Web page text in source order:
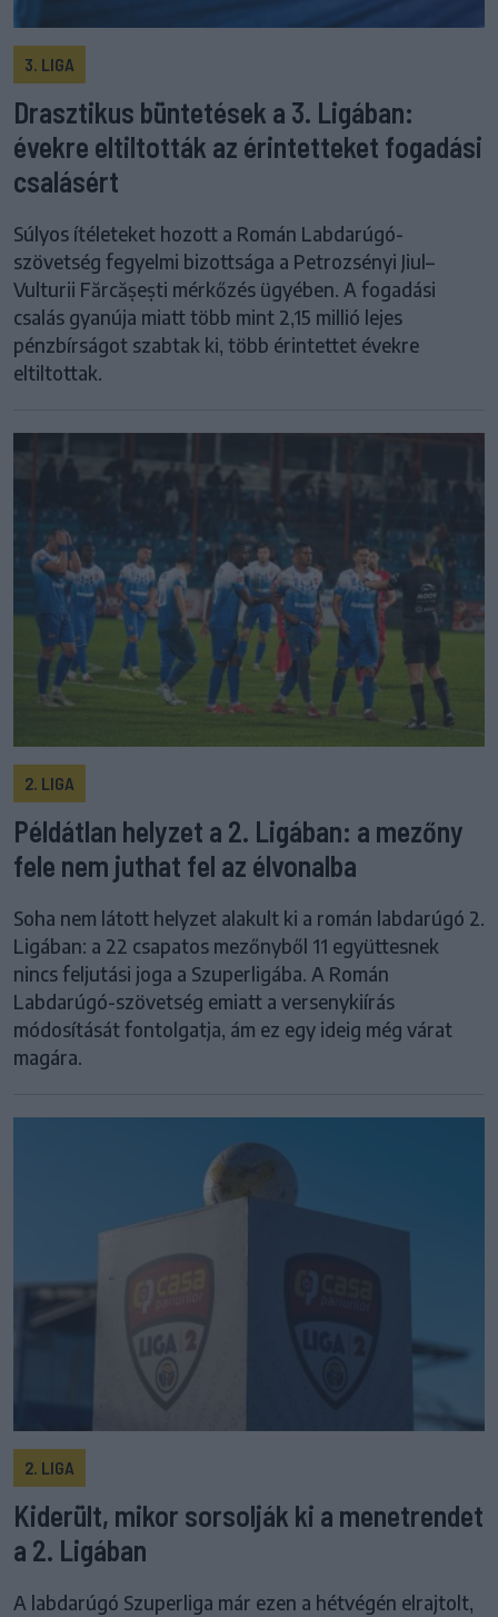
3. LIGA
Drasztikus büntetések a 3. Ligában:
évekre eltiltották az érintetteket fogadási
csalásért
Súlyos ítéleteket hozott a Román Labdarúgó-
szövetség fegyelmi bizottsága a Petrozsényi Jiul–
Vulturii Fărcășești mérkőzés ügyében. A fogadási
csalás gyanúja miatt több mint 2,15 millió lejes
pénzbírságot szabtak ki, több érintettet évekre
eltiltottak.
2. LIGA
Példátlan helyzet a 2. Ligában: a mezőny
fele nem juthat fel az élvonalba
Soha nem látott helyzet alakult ki a román labdarúgó 2.
Ligában: a 22 csapatos mezőnyből 11 együttesnek
nincs feljutási joga a Szuperligába. A Román
Labdarúgó-szövetség emiatt a versenykiírás
módosítását fontolgatja, ám ez egy ideig még várat
magára.
2. LIGA
Kiderült, mikor sorsolják ki a menetrendet
a 2. Ligában
A labdarúgó Szuperliga már ezen a hétvégén elrajtolt,